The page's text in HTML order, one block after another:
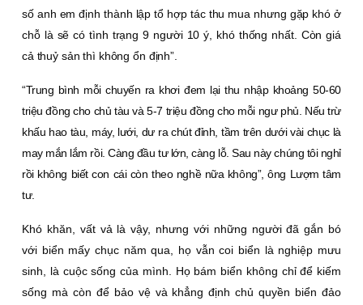
số anh em định thành lập tổ hợp tác thu mua nhưng gặp khó ở
chỗ là sẽ có tình trạng 9 người 10 ý, khó thống nhất. Còn giá
cả thuỷ sản thì không ổn định”.
“Trung bình mỗi chuyến ra khơi đem lại thu nhập khoảng 50-60
triệu đồng cho chủ tàu và 5-7 triệu đồng cho mỗi ngư phủ. Nếu trừ
khấu hao tàu, máy, lưới, dư ra chút đỉnh, tầm trên dưới vài chục là
may mắn lắm rồi. Càng đầu tư lớn, càng lỗ. Sau này chúng tôi nghỉ
rồi không biết con cái còn theo nghề nữa không”, ông Lượm tâm
tư.
Khó khăn, vất vả là vậy, nhưng với những người đã gắn bó
với biển mấy chục năm qua, họ vẫn coi biển là nghiệp mưu
sinh, là cuộc sống của mình. Họ bám biển không chỉ để kiếm
sống mà còn để bảo vệ và khẳng định chủ quyền biển đảo